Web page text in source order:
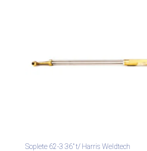
Soplete 62-3 36″ t/ Harris Weldtech